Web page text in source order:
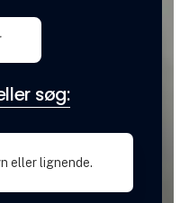
søg: